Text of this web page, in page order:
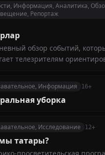
Информация, Аналитика,
Репортаж
обзор событий,
телезрителям
литература
Информация 16+
уборка
Исследование 12+
татары?